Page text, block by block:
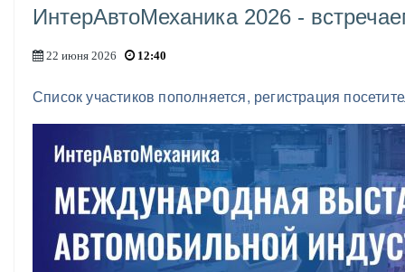
ИнтерАвтоМеханика 2026 -
22 июня 2026 12:40
Список участиков пополняется, регистрация